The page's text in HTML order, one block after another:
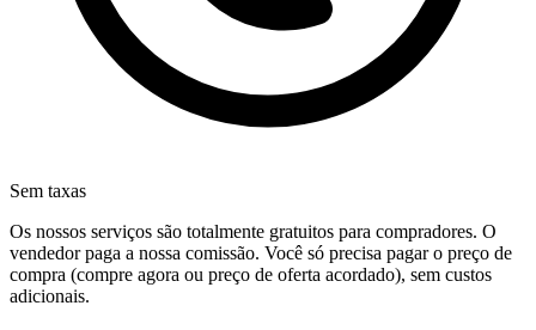
Sem taxas
Os nossos serviços são totalmente gratuitos para compradores. O
vendedor paga a nossa comissão. Você só precisa pagar o preço de
compra (compre agora ou preço de oferta acordado), sem custos
adicionais.